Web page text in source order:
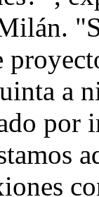
a